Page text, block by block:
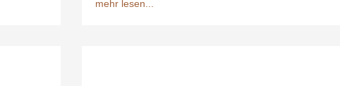
mehr lesen...